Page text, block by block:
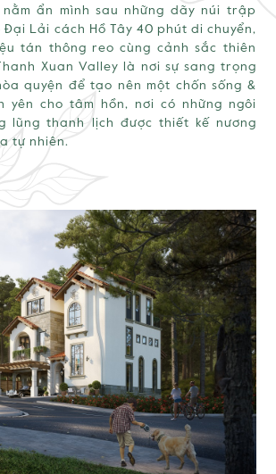
ẩn mình sau những dãy núi trập
Lải cách Hồ Tây 40 phút di chuyển,
tán thông reo cùng cảnh sắc thiên
Xuan Valley là nơi sự sang trọng
quyện để tạo nên một chốn sống &
yên cho tâm hồn, nơi có những ngôi
lũng thanh lịch được thiết kế nương
tự nhiên.